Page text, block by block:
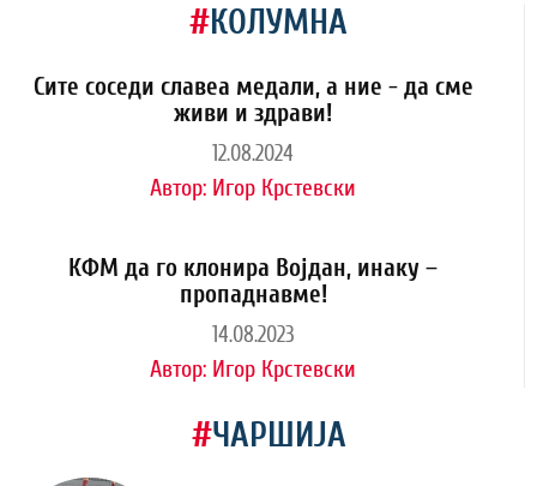
#КОЛУМНА
Сите соседи славеа медали, а ние - да сме
живи и здрави!
12.08.2024
Автор: Игор Крстевски
КФМ да го клонира Војдан, инаку –
пропаднавме!
14.08.2023
Автор: Игор Крстевски
#ЧАРШИЈА